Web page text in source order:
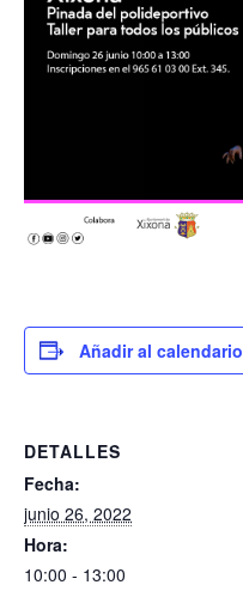
Añadir al calendario
DETALLES
Fecha:
junio 26, 2022
Hora:
10:00 - 13:00